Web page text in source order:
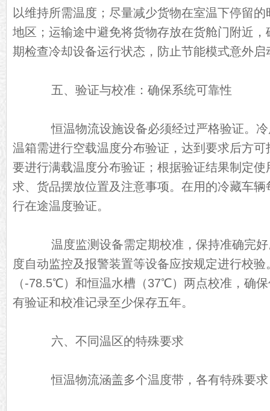
以维持所需温度；尽量减少货物在室温下停留
地区；运输途中避免将货物存放在货舱门附近
期检查冷却设备运行状态，防止节能模式意外
五、验证与校准：确保系统可靠性
恒温物流设施设备必须经过严格验证。冷
温箱需进行空载温度分布验证，达到要求后方
要进行满载温度分布验证；根据验证结果制定
求、货品摆放位置及注意事项。在用的冷藏车
行在途温度验证。
温度监测设备需定期校准，保持准确完好
度自动监控及报警装置等设备应按规定进行校
（-78.5℃）和恒温水槽（37℃）两点校准，确
有验证和校准记录至少保存五年。
六、不同温区的特殊要求
恒温物流涵盖多个温度带，各有特殊要求